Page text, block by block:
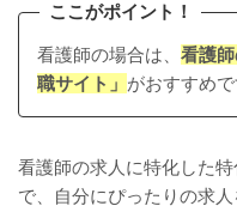
ここがポイント！
看護師の場合は、 看護
職サイト」 がおすすめで
看護師の求人に特化した
で、自分にぴったりの求